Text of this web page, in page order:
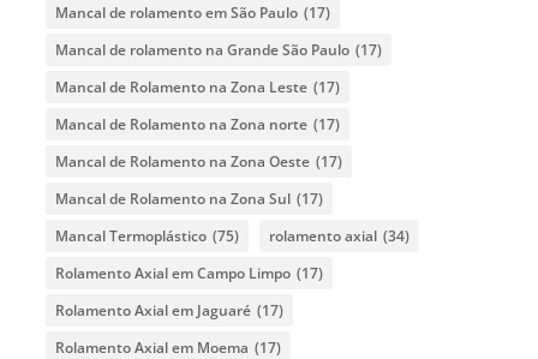
Mancal de rolamento em São Paulo (17)
Mancal de rolamento na Grande São Paulo (17)
Mancal de Rolamento na Zona Leste (17)
Mancal de Rolamento na Zona norte (17)
Mancal de Rolamento na Zona Oeste (17)
Mancal de Rolamento na Zona Sul (17)
Mancal Termoplástico (75) rolamento axial (34)
Rolamento Axial em Campo Limpo (17)
Rolamento Axial em Jaguaré (17)
Rolamento Axial em Moema (17)